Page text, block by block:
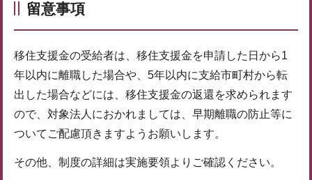
留意事項
移住支援金の受給者は、移住支援金を申請した日から1
年以内に離職した場合や、5年以内に支給市町村から転
出した場合などには、移住支援金の返還を求められます
ので、対象法人におかれましては、早期離職の防止等に
ついてご配慮頂きますようお願いします。
その他、制度の詳細は実施要領よりご確認ください。